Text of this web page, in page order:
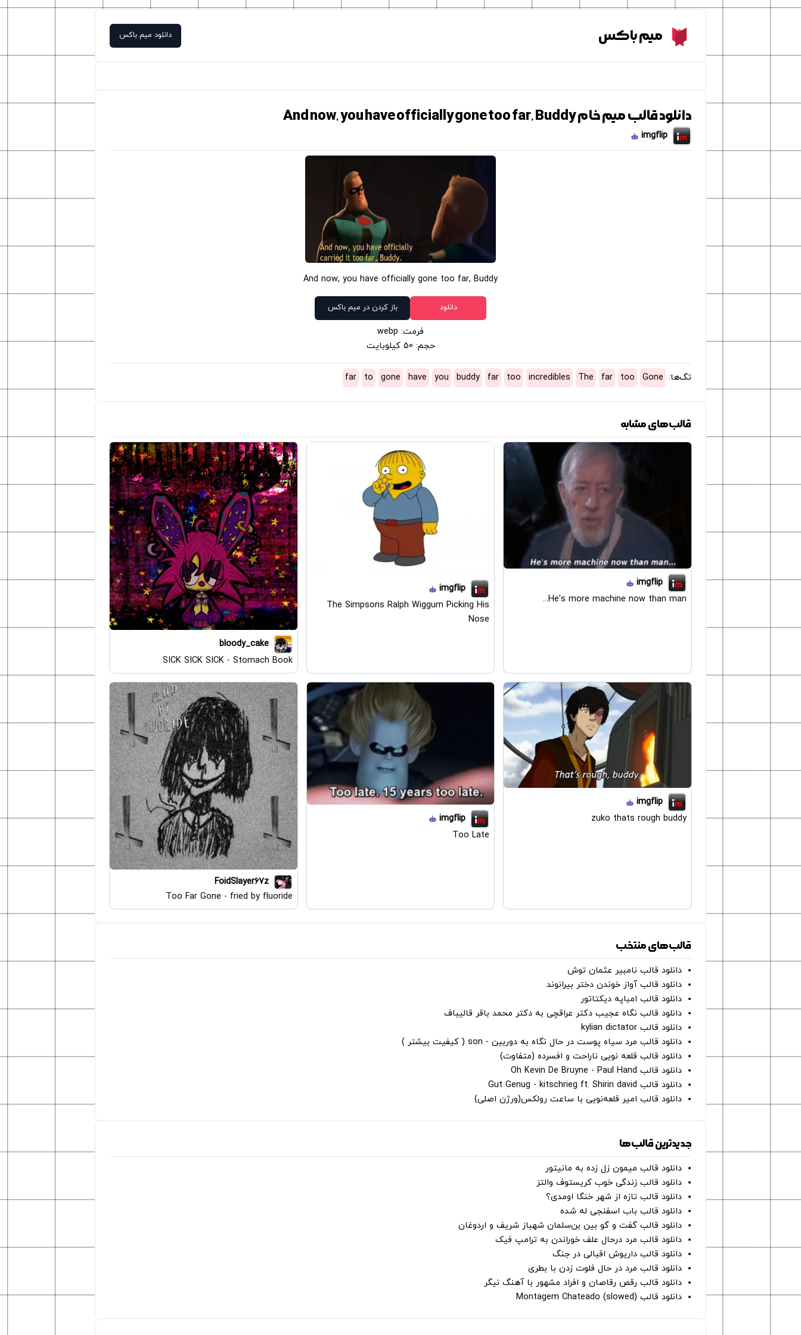
Meme Boxمیم باکس دانلود میم باکس
دانلود قالب میم خام And now, you have officially gone too far, Buddy
imgflip
And now, you have officially gone too far, Buddy
دانلود باز کردن در میم باکس
فرمت: webp
حجم: 50 کیلوبایت
تگ‌ها: Gone
too
far
The
incredibles
too
far
buddy
you
have
gone
to
far
قالب‌های مشابه
imgflip
He's more machine now than man...
imgflip
The Simpsons Ralph Wiggum Picking His
Nose
bloody_cake
SICK SICK SICK - Stomach Book
imgflip
zuko thats rough buddy
imgflip
Too Late
FoidSlayer67z
Too Far Gone - fried by fluoride
قالب‌های منتخب
دانلود قالب نامبیر عثمان ‌توش
دانلود قالب آواز خوندن دختر بیرانوند
دانلود قالب امباپه دیکتاتور
دانلود قالب نگاه عجیب دکتر عراقچی به دکتر محمد باقر قالیباف
دانلود قالب kylian dictator
دانلود قالب مرد سیاه پوست در حال نگاه به دوربین - son ( کیفیت بیشتر )
دانلود قالب قلعه نویی ناراحت و افسرده (متفاوت)
دانلود قالب Oh Kevin De Bruyne - Paul Hand
دانلود قالب Gut Genug - kitschrieg ft. Shirin david
دانلود قالب امیر قلعه‌نویی با ساعت رولکس(ورژن اصلی)
جدیدترین قالب‌ها
دانلود قالب میمون زل زده به مانیتور
دانلود قالب زندگی خوب کریستوف والتز
دانلود قالب تازه از شهر خنگا اومدی؟
دانلود قالب باب اسفنجی له شده
دانلود قالب گفت و گو بین بن‌سلمان شهباز شریف و اردوغان
دانلود قالب مرد درحال علف خوراندن به ترامپ فیک
دانلود قالب داریوش اقبالی در جنگ
دانلود قالب مرد در حال فلوت زدن با بطری
دانلود قالب رقص رقاصان و افراد مشهور با آهنگ نیگر
دانلود قالب Montagem Chateado (slowed)